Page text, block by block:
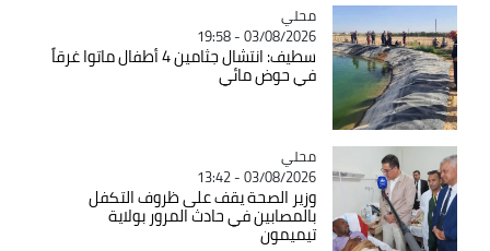
Catégorie
محلي
03/08/2026 - 19:58
سطيف: انتشال جثامين 4 أطفال ماتوا غرقاً
في حوض مائي
Catégorie
محلي
03/08/2026 - 13:42
وزير الصحة يقف على ظروف التكفل
بالمصابين في حادث المرور بولاية
تيميمون